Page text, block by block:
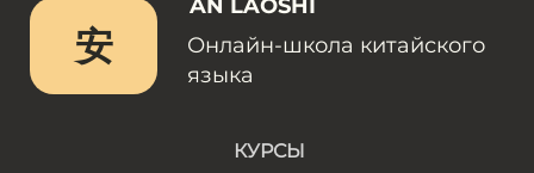
安
AN LAOSHI
Онлайн-школа китайского
языка
КУРСЫ